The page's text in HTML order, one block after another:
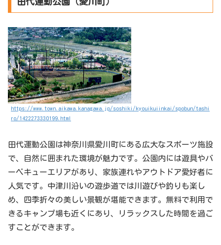
https://www.town.aikawa.kanagawa.jp/soshiki/kyouikuiinkai/spobun/tashi
ro/1422273330199.html
田代運動公園は神奈川県愛川町にある広大なスポーツ施設
で、自然に囲まれた環境が魅力です。公園内には遊具やバ
ーベキューエリアがあり、家族連れやアウトドア愛好者に
人気です。中津川沿いの遊歩道では川遊びや釣りも楽し
め、四季折々の美しい景観が堪能できます。無料で利用で
きるキャンプ場も近くにあり、リラックスした時間を過ご
すことができます。